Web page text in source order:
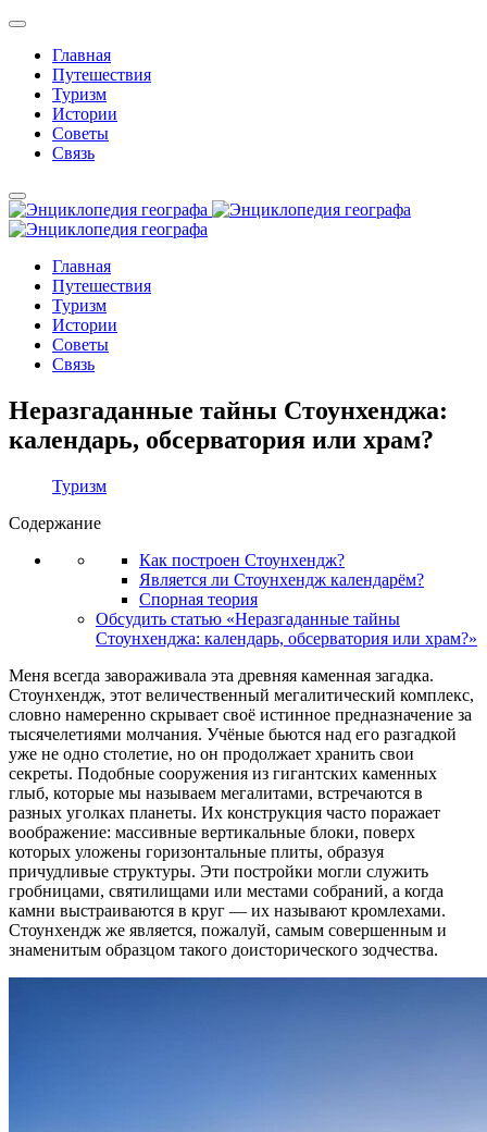
Главная
Путешествия
Туризм
Истории
Советы
Связь
Главная
Путешествия
Туризм
Истории
Советы
Связь
Неразгаданные тайны Стоунхенджа:
календарь, обсерватория или храм?
Туризм
Содержание
Как построен Стоунхендж?
Является ли Стоунхендж календарём?
Спорная теория
Обсудить статью «Неразгаданные тайны
Стоунхенджа: календарь, обсерватория или храм?»
Меня всегда завораживала эта древняя каменная загадка.
Стоунхендж, этот величественный мегалитический комплекс,
словно намеренно скрывает своё истинное предназначение за
тысячелетиями молчания. Учёные бьются над его разгадкой
уже не одно столетие, но он продолжает хранить свои
секреты. Подобные сооружения из гигантских каменных
глыб, которые мы называем мегалитами, встречаются в
разных уголках планеты. Их конструкция часто поражает
воображение: массивные вертикальные блоки, поверх
которых уложены горизонтальные плиты, образуя
причудливые структуры. Эти постройки могли служить
гробницами, святилищами или местами собраний, а когда
камни выстраиваются в круг — их называют кромлехами.
Стоунхендж же является, пожалуй, самым совершенным и
знаменитым образцом такого доисторического зодчества.